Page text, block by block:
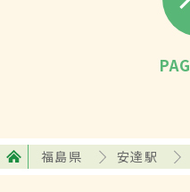
福島県 安達駅